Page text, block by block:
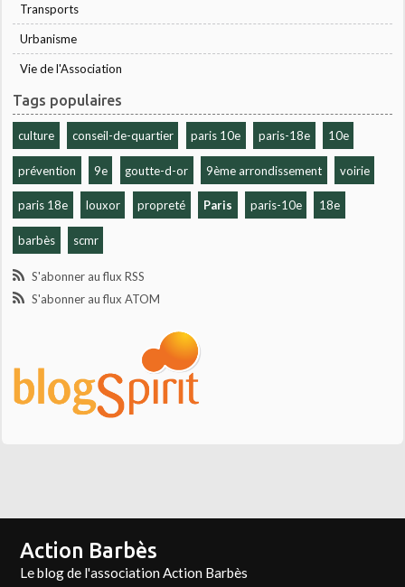
Transports
Urbanisme
Vie de l'Association
Tags populaires
culture conseil-de-quartier paris 10e paris-18e 10e
prévention 9e goutte-d-or 9ème arrondissement voirie
paris 18e louxor propreté Paris paris-10e 18e
barbès scmr
S'abonner au flux RSS
S'abonner au flux ATOM
Action Barbès
Le blog de l'association Action Barbès